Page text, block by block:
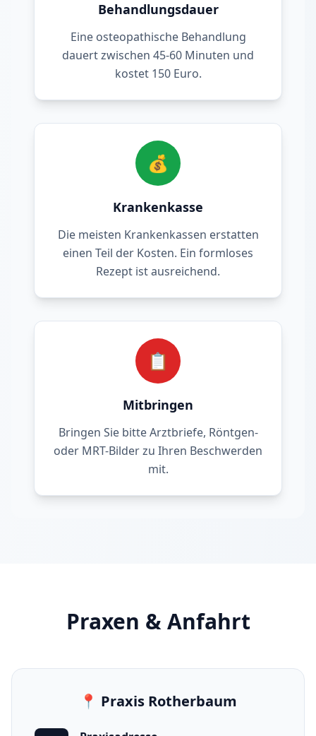
Behandlungsdauer
Eine osteopathische Behandlung
dauert zwischen 45-60 Minuten und
kostet 150 Euro.
💰
Krankenkasse
Die meisten Krankenkassen erstatten
einen Teil der Kosten. Ein formloses
Rezept ist ausreichend.
📋
Mitbringen
Bringen Sie bitte Arztbriefe, Röntgen-
oder MRT-Bilder zu Ihren Beschwerden
mit.
Praxen & Anfahrt
📍 Praxis Rotherbaum